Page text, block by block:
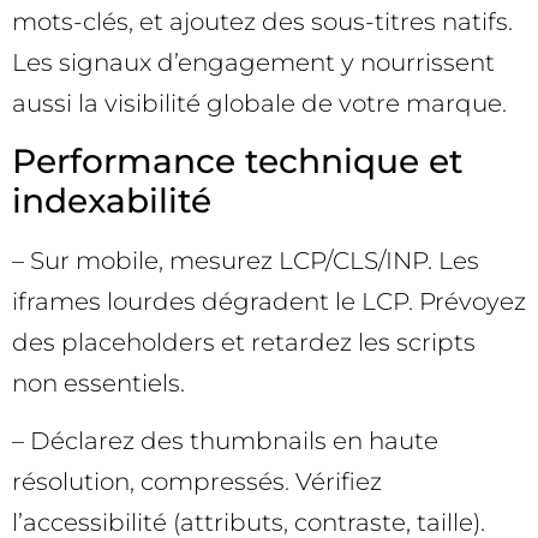
mots-clés, et ajoutez des sous-titres natifs.
Les signaux d’engagement y nourrissent
aussi la visibilité globale de votre marque.
Performance technique et
indexabilité
– Sur mobile, mesurez LCP/CLS/INP. Les
iframes lourdes dégradent le LCP. Prévoyez
des placeholders et retardez les scripts
non essentiels.
– Déclarez des thumbnails en haute
résolution, compressés. Vérifiez
l’accessibilité (attributs, contraste, taille).